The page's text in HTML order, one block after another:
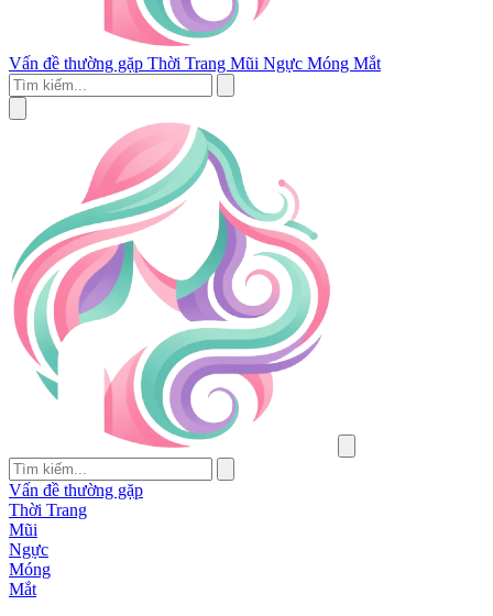
Vấn đề thường gặp Thời Trang Mũi Ngực Móng Mắt
Vấn đề thường gặp
Thời Trang
Mũi
Ngực
Móng
Mắt